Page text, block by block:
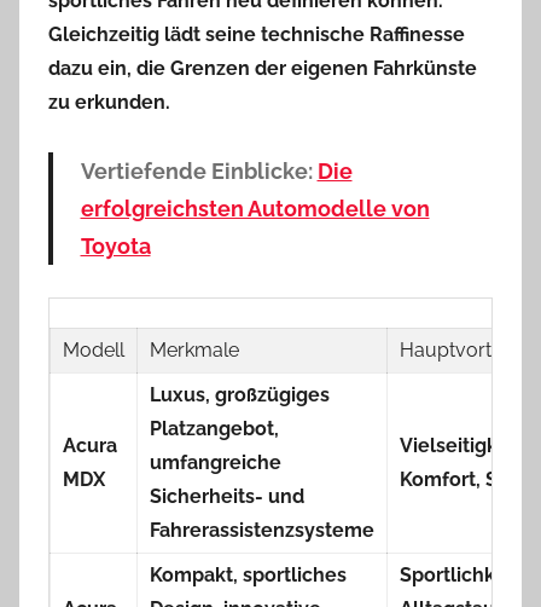
Gleichzeitig lädt seine technische Raffinesse
dazu ein, die Grenzen der eigenen Fahrkünste
zu erkunden.
Vertiefende Einblicke: Die
erfolgreichsten Automodelle von
Toyota
Modell Merkmale Hauptvorteile
Acura
MDX
Luxus, großzügiges
Platzangebot,
umfangreiche
Sicherheits- und
Fahrerassistenzsysteme
Vielseitigkeit,
Komfort, Stil
Kompakt, sportliches
Sportlichkeit,